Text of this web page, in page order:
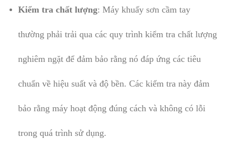
Kiểm tra chất lượng: Máy khuấy sơn cầm tay
thường phải trải qua các quy trình kiểm tra chất lượng
nghiêm ngặt để đảm bảo rằng nó đáp ứng các tiêu
chuẩn về hiệu suất và độ bền. Các kiểm tra này đảm
bảo rằng máy hoạt động đúng cách và không có lỗi
trong quá trình sử dụng.